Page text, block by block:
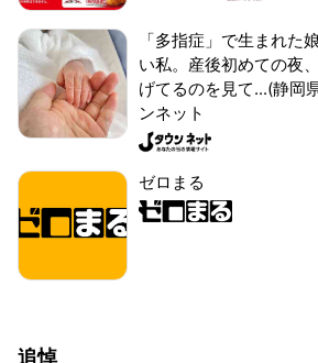
「多指症」で生まれた
い私。産後初めての夜
げてるのを見て...(静岡
ンネット
ゼロまる
追悼